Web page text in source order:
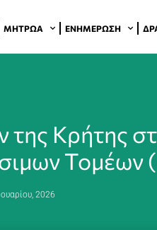
ΜΗΤΡΏΑ ΕΝΗΜΈΡΩΣΗ
Κρήτης
Τομέων
2026